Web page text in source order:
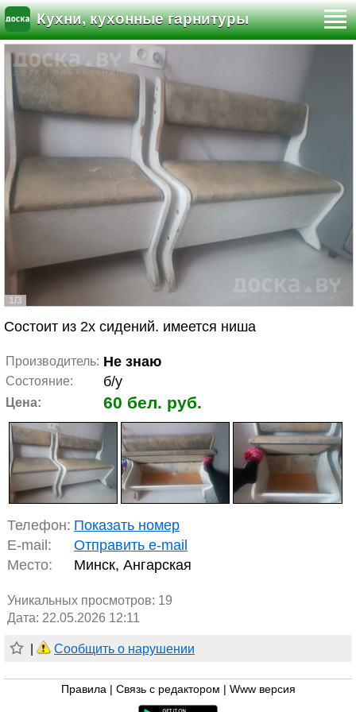
Кухни, кухонные гарнитуры
1/3
Состоит из 2х сидений. имеется ниша
Производитель: Не знаю
Состояние: б/у
Цена: 60 бел. руб.
Телефон: Показать номер
E-mail:
Отправить e-mail
Место:
Минск, Ангарская
Уникальных просмотров: 19
Дата: 22.05.2026 12:11
Сообщить о нарушении
Правила Связь с редактором Www версия